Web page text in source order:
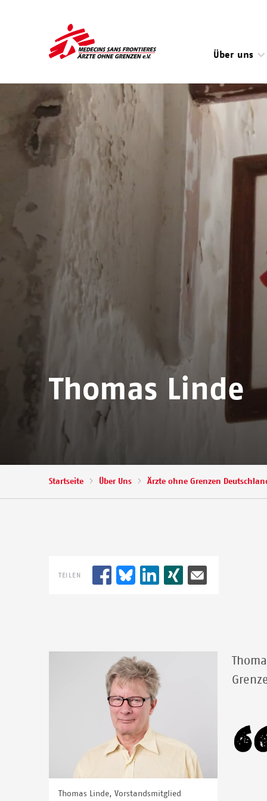
Über uns
Thomas Linde
Pfadnavigation
Startseite Über Uns Ärzte ohne Grenzen
TEILEN
Thomas Linde, Vorstandsmitglied